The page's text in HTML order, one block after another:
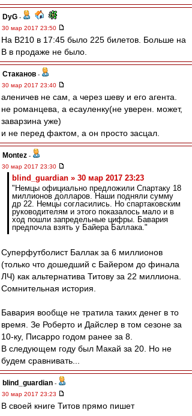
DyG -
30 мар 2017 23:50
На В210 в 17:45 было 225 билетов. Больше на
В в продаже не было.
Cтаканов -
30 мар 2017 23:40
аленичев не сам, а через шеву и его агента.
не романцева, а есауленку(не уверен. может,
заварзина уже)
и не перед фактом, а он просто засцал.
Montez -
30 мар 2017 23:30
blind_guardian » 30 мар 2017 23:23
"Немцы официально предложили Спартаку 18
миллионов долларов. Наши подняли сумму
др 22. Немцы согласились. Но спартаковским
руководителям и этого показалось мало и в
ход пошли запредельные цифры. Бавария
предпочла взять у Байера Баллака."
Суперфутболист Баллак за 6 миллионов
(только что дошедший с Байером до финала
ЛЧ) как альтернатива Титову за 22 миллиона.
Сомнительная история.
Бавария вообще не тратила таких денег в то
время. Зе Роберто и Дайслер в том сезоне за
10-ку, Писарро годом ранее за 8.
В следующем году был Макай за 20. Но не
будем сравнивать...
blind_guardian -
30 мар 2017 23:23
В своей книге Титов прямо пишет